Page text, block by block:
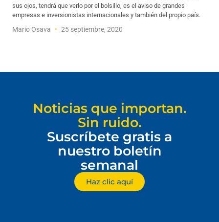
sus ojos, tendrá que verlo por el bolsillo, es el aviso de grandes
empresas e inversionistas internacionales y también del propio país.
Mario Osava 25 septiembre, 2020
Noticias que importan.
Sin ruido.
Suscríbete gratis a
nuestro boletín
semanal
Haz clic aquí